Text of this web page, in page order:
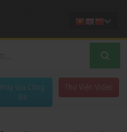
Máy Gia Công
Đá
Thư Viện Video